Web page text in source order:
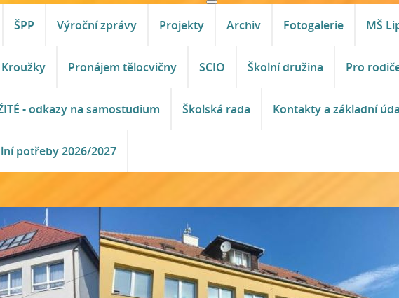
ŠPP Výroční zprávy Projekty Archiv Fotogalerie MŠ
Kroužky Pronájem tělocvičny SCIO Školní družina Pro
- odkazy na samostudium Školská rada Kontakty a základní
potřeby 2026/2027